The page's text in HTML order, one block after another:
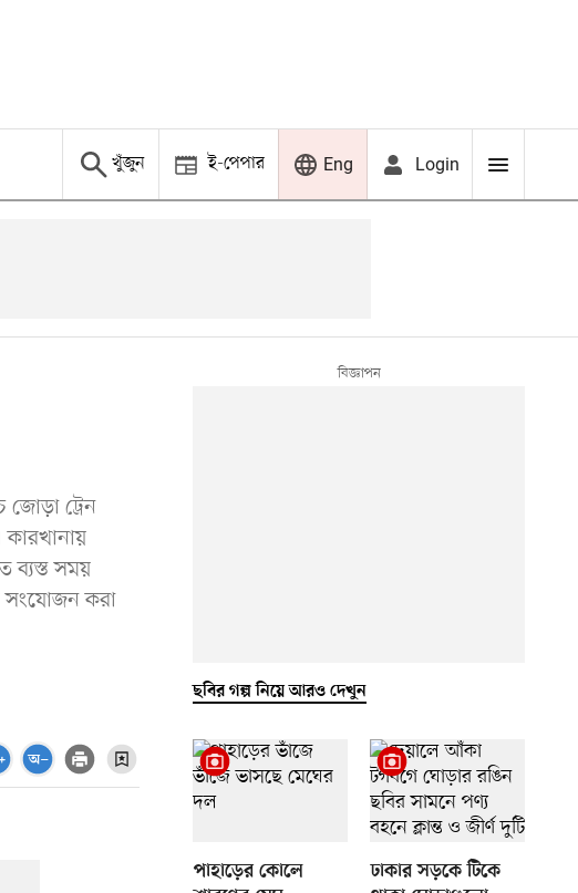
খুঁজুন ই-পেপার Eng Login
জোড়া ট্রেন
কারখানায়
ব্যস্ত সময়
সংযোজন করা
ছবির গল্প নিয়ে আরও দেখুন
পাহাড়ের কোলে
ঢাকার সড়কে টিকে